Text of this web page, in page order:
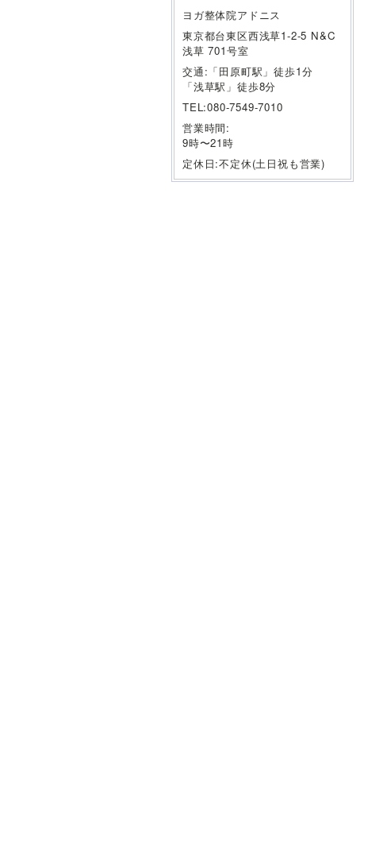
ヨガ整体院アドニス
東京都台東区西浅草1-2-5 N&C
浅草 701号室
交通:「田原町駅」徒歩1分
「浅草駅」徒歩8分
TEL:080-7549-7010
営業時間:
9時〜21時
定休日:不定休(土日祝も営業)